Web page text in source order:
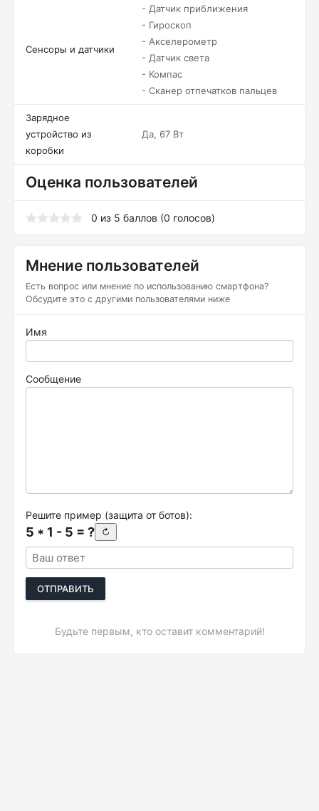
Сенсоры и датчики
- Датчик приближения
- Гироскоп
- Акселерометр
- Датчик света
- Компас
- Сканер отпечатков пальцев
Зарядное
устройство из
коробки
Да, 67 Вт
Оценка пользователей
0 из 5 баллов (0 голосов)
Мнение пользователей
Есть вопрос или мнение по использованию смартфона?
Обсудите это с другими пользователями ниже
Имя
Сообщение
Решите пример (защита от ботов):
5 * 1 - 5 = ? ↻
ОТПРАВИТЬ
Будьте первым, кто оставит комментарий!